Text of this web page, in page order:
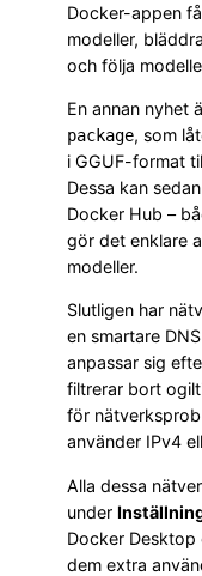
Docker-appen
modeller,
och följa
En annan nyhet
package, som
i GGUF-format
Dessa kan
Docker Hub –
gör det enklare
modeller.
Slutligen har
en smartare
anpassar sig
filtrerar bort
för
använder IPv4
Alla dessa
under
Docker
dem extra